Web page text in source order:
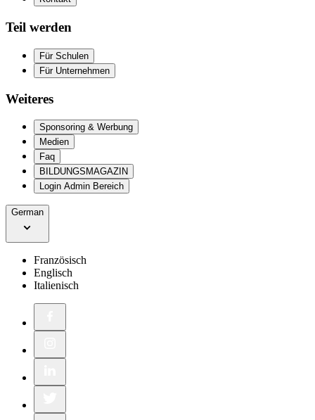
Teil werden
Für Schulen
Für Unternehmen
Weiteres
Sponsoring & Werbung
Medien
Faq
BILDUNGSMAGAZIN
Login Admin Bereich
German
Französisch
Englisch
Italienisch